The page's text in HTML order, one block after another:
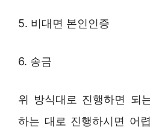
5. 비대면 본인인증
6. 송금
위 방식대로 진행하면 되
하는 대로 진행하시면 어